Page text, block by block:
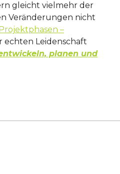
gleicht vielmehr der
Veränderungen nicht
–
echten Leidenschaft
planen und